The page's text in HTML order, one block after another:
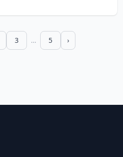
3 … 5 ›